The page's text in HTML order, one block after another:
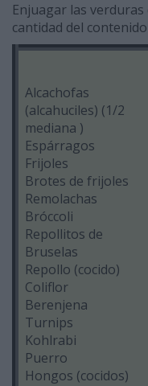
Enjuagar las
cantidad del
Alcachofas
(alcahuciles) (1/2
mediana )
Espárragos
Frijoles
Brotes de frijoles
Remolachas
Bróccoli
Repollitos de
Bruselas
Repollo (cocido)
Coliflor
Berenjena
Turnips
Kohlrabi
Puerro
Hongos (cocidos)